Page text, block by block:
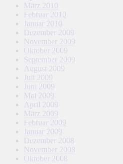
März 2010
Februar 2010
Januar 2010
Dezember 2009
November 2009
Oktober 2009
September 2009
August 2009
Juli 2009
Juni 2009
Mai 2009
April 2009
März 2009
Februar 2009
Januar 2009
Dezember 2008
November 2008
Oktober 2008